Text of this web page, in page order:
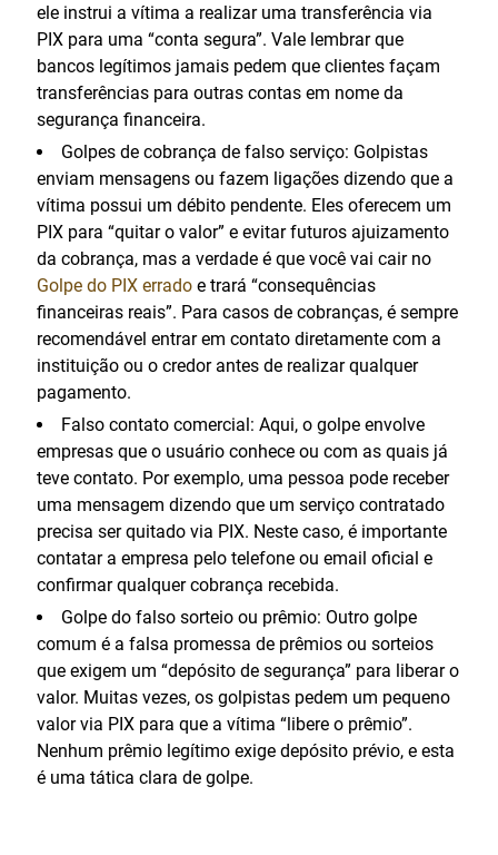
ele instrui a vítima a realizar uma transferência via
PIX para uma “conta segura”. Vale lembrar que
bancos legítimos jamais pedem que clientes façam
transferências para outras contas em nome da
segurança financeira.
Golpes de cobrança de falso serviço: Golpistas
enviam mensagens ou fazem ligações dizendo que a
vítima possui um débito pendente. Eles oferecem um
PIX para “quitar o valor” e evitar futuros ajuizamento
da cobrança, mas a verdade é que você vai cair no
Golpe do PIX errado e trará “consequências
financeiras reais”. Para casos de cobranças, é sempre
recomendável entrar em contato diretamente com a
instituição ou o credor antes de realizar qualquer
pagamento.
Falso contato comercial: Aqui, o golpe envolve
empresas que o usuário conhece ou com as quais já
teve contato. Por exemplo, uma pessoa pode receber
uma mensagem dizendo que um serviço contratado
precisa ser quitado via PIX. Neste caso, é importante
contatar a empresa pelo telefone ou email oficial e
confirmar qualquer cobrança recebida.
Golpe do falso sorteio ou prêmio: Outro golpe
comum é a falsa promessa de prêmios ou sorteios
que exigem um “depósito de segurança” para liberar o
valor. Muitas vezes, os golpistas pedem um pequeno
valor via PIX para que a vítima “libere o prêmio”.
Nenhum prêmio legítimo exige depósito prévio, e esta
é uma tática clara de golpe.